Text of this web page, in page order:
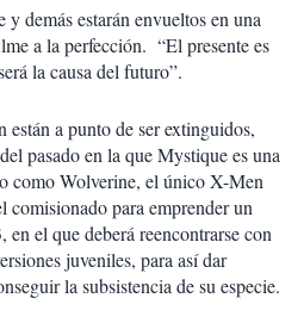
demás estarán envueltos en una
a la perfección. “El presente es
la causa del futuro”.
a punto de ser extinguidos,
pasado en la que Mystique es una
como Wolverine, el único X-Men
comisionado para emprender un
el que deberá reencontrarse con
juveniles, para así dar
la subsistencia de su especie.